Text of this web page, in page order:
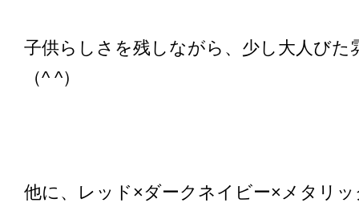
子供らしさを残しながら、少し大人びた
（^ ^）
他に、レッド×ダークネイビー×メタリ